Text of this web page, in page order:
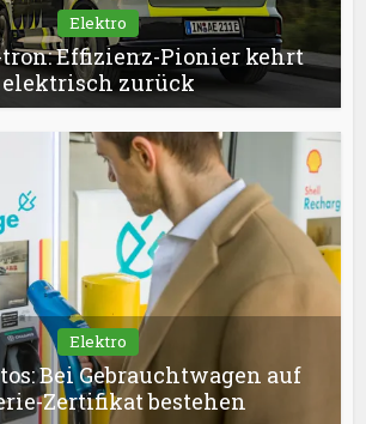
Elektro
tron: Effizienz-Pionier kehrt
elektrisch zurück
Elektro
Bei Gebrauchtwagen auf
Zertifikat bestehen